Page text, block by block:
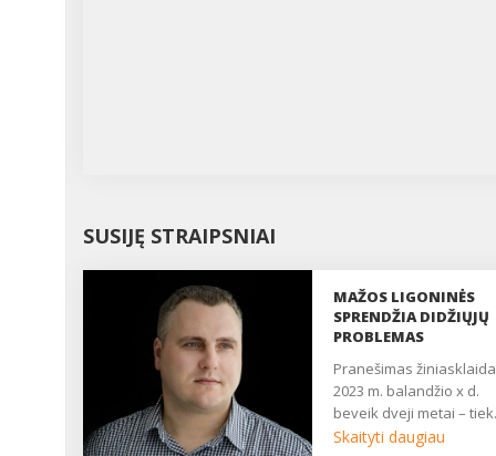
SUSIJĘ STRAIPSNIAI
MAŽOS LIGONINĖS
SPRENDŽIA DIDŽIŲJŲ
PROBLEMAS
pranešimas žiniasklaidai,
2023 m. balandžio x d.
beveik dveji metai –
Skaityti daugiau